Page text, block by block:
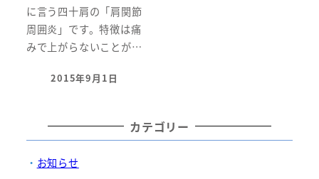
に言う四十肩の「肩関節
周囲炎」です。特徴は痛
みで上がらないことが…
投稿日
2015年9月1日
カテゴリー
お知らせ